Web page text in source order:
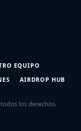
EQUIPO
AIRDROP HUB
los derechos.